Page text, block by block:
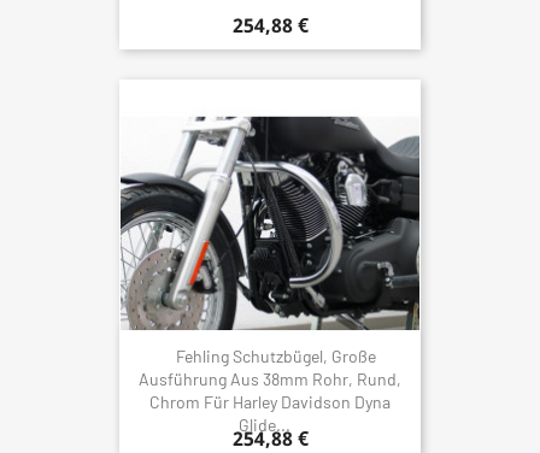
254,88 €
Fehling Schutzbügel, Große
Ausführung Aus 38mm Rohr, Rund,
Chrom Für Harley Davidson Dyna
Glide...
254,88 €